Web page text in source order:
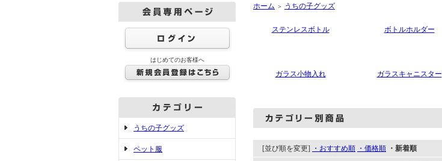
はじめてのお客様へ
うちの子グッズ
ペット服
ホーム ＞ うちの子グッズ
ステンレスボトル ボトルホルダー
ガラス小物入れ ガラスキャニスター
[並び順を変更] ・おすすめ順 ・価格順 ・新着順